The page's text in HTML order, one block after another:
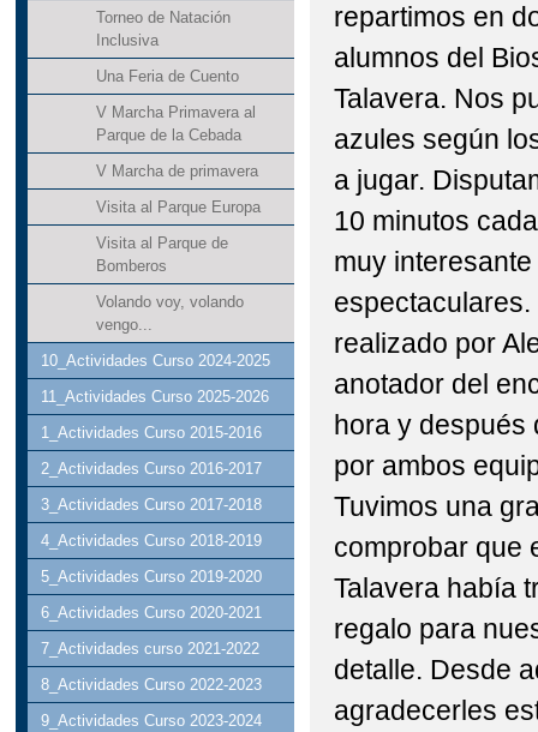
Torneo de Natación
Inclusiva
Una Feria de Cuento
V Marcha Primavera al
Parque de la Cebada
V Marcha de primavera
Visita al Parque Europa
Visita al Parque de
Bomberos
Volando voy, volando
vengo...
10_Actividades Curso 2024-2025
11_Actividades Curso 2025-2026
1_Actividades Curso 2015-2016
2_Actividades Curso 2016-2017
3_Actividades Curso 2017-2018
4_Actividades Curso 2018-2019
5_Actividades Curso 2019-2020
6_Actividades Curso 2020-2021
7_Actividades curso 2021-2022
8_Actividades Curso 2022-2023
9_Actividades Curso 2023-2024
repartimos en
alumnos del
Talavera. Nos
azules según
a jugar.
10 minutos
muy
realizado por
anotador del
hora y después
por ambos
Tuvimos una
comprobar que
Talavera había
regalo para
detalle. Desde
agradecerles